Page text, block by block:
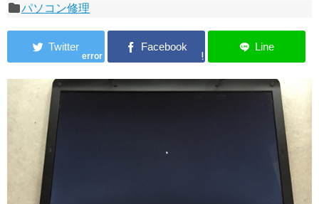
パソコン修理
error